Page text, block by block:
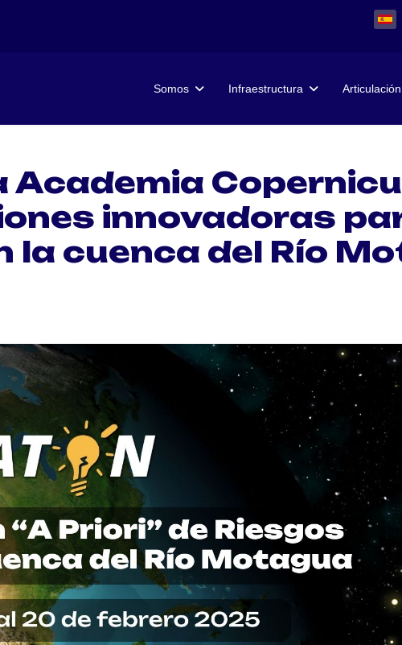
Somos Infraestructura Articulación
Academia
innovadoras
la cuenca del Río